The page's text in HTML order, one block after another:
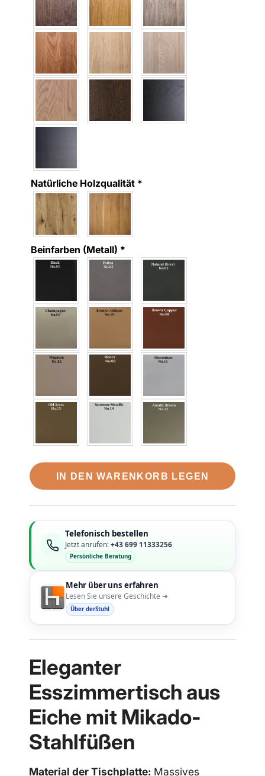
Natürliche Holzqualität *
Beinfarben (Metall) *
IN DEN WARENKORB LEGEN
Telefonisch bestellen
Jetzt anrufen:+43 699 11333256
Persönliche Beratung
Mehr über uns erfahren
Lesen Sie unsere Geschichte ➜
Über derStuhl
Eleganter
Esszimmertisch aus
Eiche mit Mikado-
Stahlfüßen
Material der Tischplatte: Massives